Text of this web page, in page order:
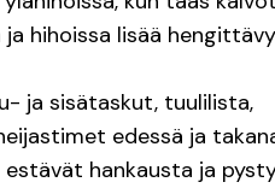
ja hihoissa lisää
ja sisätaskut, tuulilista,
edessä ja
estävät hankausta ja